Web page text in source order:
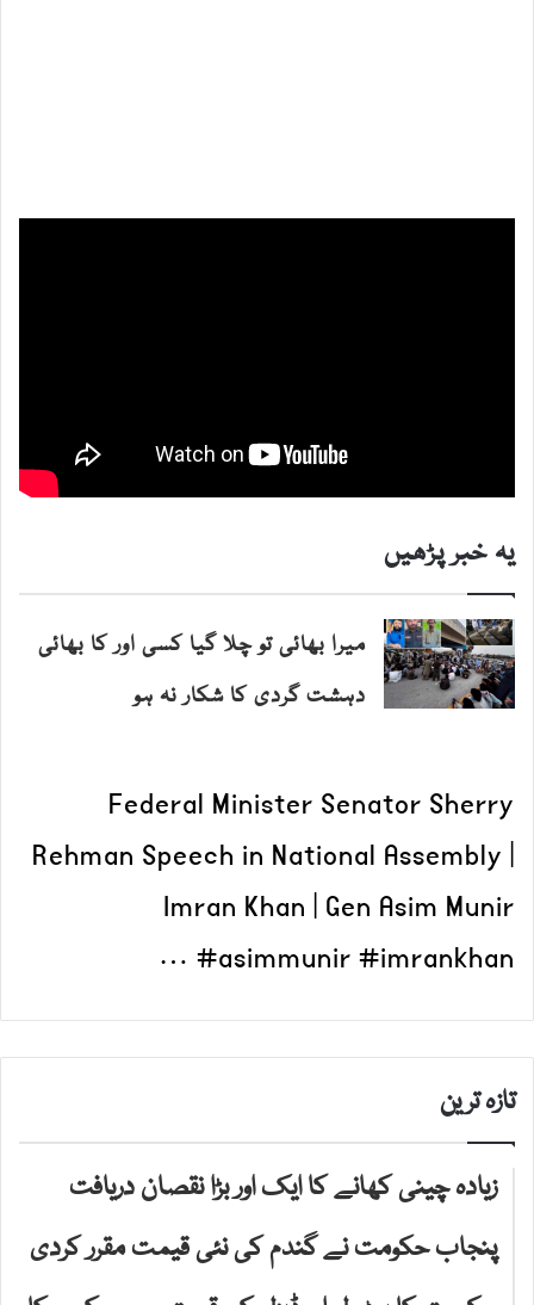
یہ خبر پڑھیں
میرا بھائی تو چلا گیا کسی اور کا بھائی
دہشت گردی کا شکار نہ ہو
Federal Minister Senator Sherry
Rehman Speech in National Assembly |
Imran Khan | Gen Asim Munir
#asimmunir #imrankhan …
تازہ ترین
زیادہ چینی کھانے کا ایک اور بڑا نقصان دریافت
پنجاب حکومت نے گندم کی نئی قیمت مقرر کردی